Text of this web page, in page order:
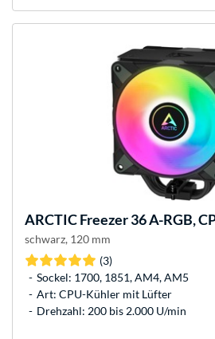
ARCTICFreezer 36 A-RGB,
schwarz, 120 mm
(3)
Sockel: 1700, 1851, AM4, AM5
Art: CPU-Kühler mit Lüfter
Drehzahl: 200 bis 2.000 U/min